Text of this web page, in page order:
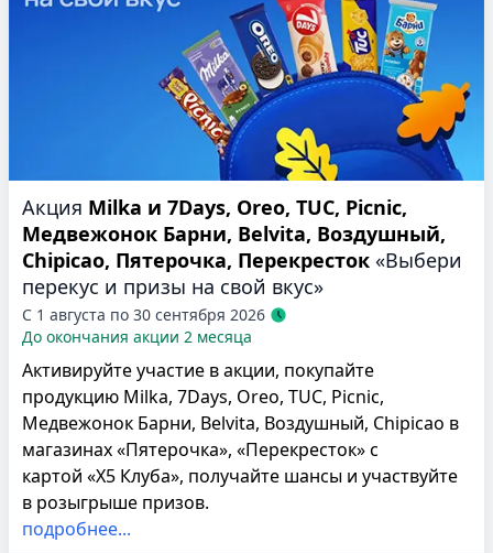
Акция Milka и 7Days, Oreo, TUC, Picnic,
Медвежонок Барни, Belvita, Воздушный,
Chipicao, Пятерочка, Перекресток «Выбери
перекус и призы на свой вкус»
С 1 августа по 30 сентября 2026
До окончания акции 2 месяца
Активируйте участие в акции, покупайте
продукцию Milka, 7Days, Oreo, TUC, Picnic,
Медвежонок Барни, Belvita, Воздушный, Chipicao в
магазинах «Пятерочка», «Перекресток» с
картой «Х5 Клуба», получайте шансы и участвуйте
в розыгрыше призов.
подробнее...